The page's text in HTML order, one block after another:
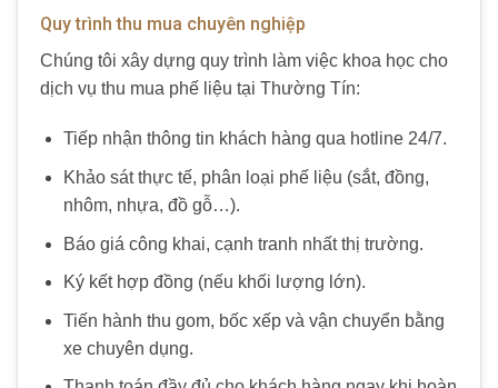
Quy trình thu mua chuyên nghiệp
Chúng tôi xây dựng quy trình làm việc khoa học cho
dịch vụ thu mua phế liệu tại Thường Tín:
Tiếp nhận thông tin khách hàng qua hotline 24/7.
Khảo sát thực tế, phân loại phế liệu (sắt, đồng,
nhôm, nhựa, đồ gỗ…).
Báo giá công khai, cạnh tranh nhất thị trường.
Ký kết hợp đồng (nếu khối lượng lớn).
Tiến hành thu gom, bốc xếp và vận chuyển bằng
xe chuyên dụng.